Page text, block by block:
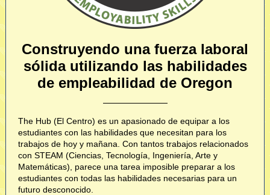
Construyendo una fuerza laboral
sólida utilizando las habilidades
de empleabilidad de Oregon
The Hub (El Centro) es un apasionado de equipar a los
estudiantes con las habilidades que necesitan para los
trabajos de hoy y mañana. Con tantos trabajos relacionados
con STEAM (Ciencias, Tecnología, Ingeniería, Arte y
Matemáticas), parece una tarea imposible preparar a los
estudiantes con todas las habilidades necesarias para un
futuro desconocido.